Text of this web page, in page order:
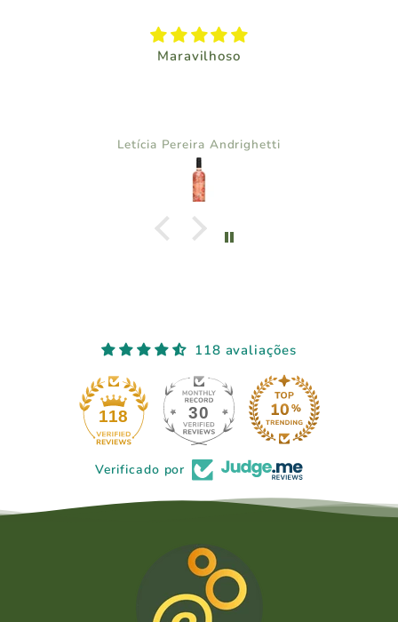
Maravilhoso
Letícia Pereira Andrighetti
118 avaliações
118 30
Verificado por